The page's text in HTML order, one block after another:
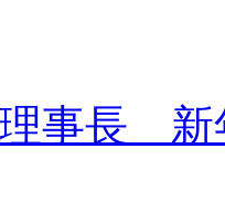
事長 新